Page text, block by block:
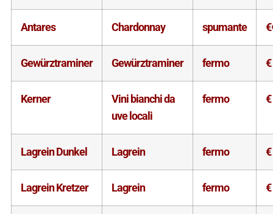
Antares Chardonnay spumante
Gewürztraminer Gewürztraminer fermo €
Kerner
Vini bianchi da
uve locali
fermo €
Lagrein Dunkel Lagrein fermo €
Lagrein Kretzer Lagrein fermo €